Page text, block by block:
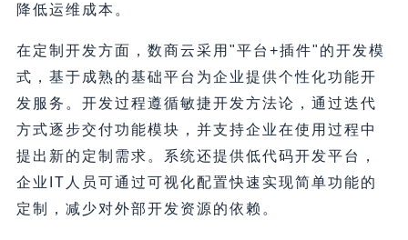
降低运维成本。
在定制开发方面，数商云采用"平台+插件"的开发模
式，基于成熟的基础平台为企业提供个性化功能开
发服务。开发过程遵循敏捷开发方法论，通过迭代
方式逐步交付功能模块，并支持企业在使用过程中
提出新的定制需求。系统还提供低代码开发平台，
企业IT人员可通过可视化配置快速实现简单功能的
定制，减少对外部开发资源的依赖。